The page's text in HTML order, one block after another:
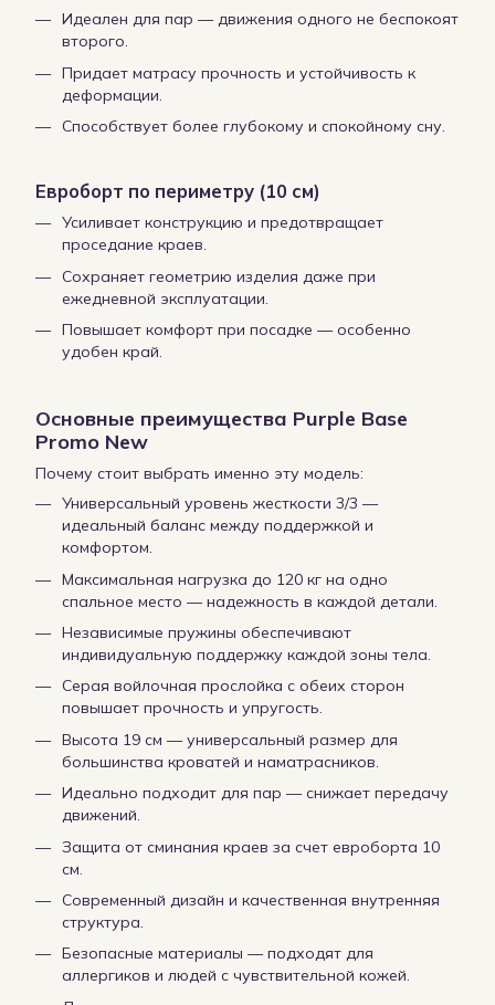
Идеален для пар — движения одного не беспокоят
второго.
Придает матрасу прочность и устойчивость к
деформации.
Способствует более глубокому и спокойному сну.
Евроборт по периметру (10 см)
Усиливает конструкцию и предотвращает
проседание краев.
Сохраняет геометрию изделия даже при
ежедневной эксплуатации.
Повышает комфорт при посадке — особенно
удобен край.
Основные преимущества Purple Base
Promo New
Почему стоит выбрать именно эту модель:
Универсальный уровень жесткости 3/3 —
идеальный баланс между поддержкой и
комфортом.
Максимальная нагрузка до 120 кг на одно
спальное место — надежность в каждой детали.
Независимые пружины обеспечивают
индивидуальную поддержку каждой зоны тела.
Серая войлочная прослойка с обеих сторон
повышает прочность и упругость.
Высота 19 см — универсальный размер для
большинства кроватей и наматрасников.
Идеально подходит для пар — снижает передачу
движений.
Защита от сминания краев за счет евроборта 10
см.
Современный дизайн и качественная внутренняя
структура.
Безопасные материалы — подходят для
аллергиков и людей с чувствительной кожей.